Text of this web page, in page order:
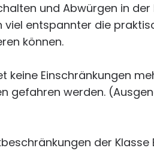
und Abwürgen in der
entspannter die
können.
keine Einschränkungen
gefahren werden.
der Klasse